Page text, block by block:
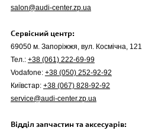
salon@audi-center.zp.ua
Сервісний центр:
69050 м. Запоріжжя, вул. Космічна, 121
Тел.: +38 (061) 222-69-99
Vodafone: +38 (050) 252-92-92
Київстар: +38 (067) 828-92-92
service@audi-center.zp.ua
Відділ запчастин та аксесуарів: